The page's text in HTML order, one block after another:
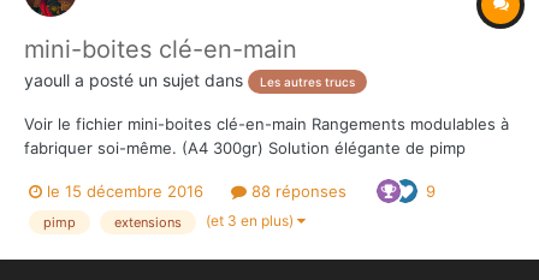
mini-boites clé-en-main
yaoull a posté un sujet dans Les autres trucs
Voir le fichier mini-boites clé-en-main Rangements modulables à
fabriquer soi-même. (A4 300gr) Solution élégante de pimp
tuiles/jetons). TOUT CONAN (all-in sauf dragon/Yogah) D...
le 15 décembre 2016 88 réponses 9
pimp extensions (et 3 en plus)